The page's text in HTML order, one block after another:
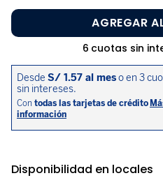
AGREGAR
6 cuotas sin
Disponibilidad en locales